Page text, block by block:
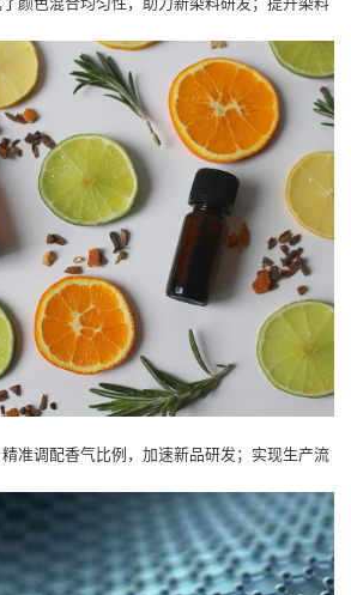
准调配香气比例，加速新品研发；实现生产流